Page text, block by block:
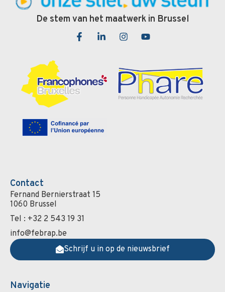
De stem van het maatwerk in Brussel
Navigatie
Contact
Fernand Bernierstraat 15
1060 Brussel
Tel : +32 2 543 19 31
info@febrap.be
Schrijf u in op de nieuwsbrief